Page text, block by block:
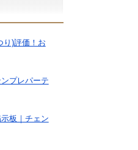
り)評価！お
プレパーテ
板｜チェン